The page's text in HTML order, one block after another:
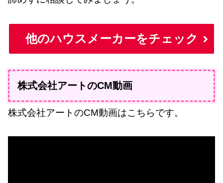
他のハウスメーカーをチェック
株式会社アートのCM動画
株式会社アートのCM動画はこちらです。